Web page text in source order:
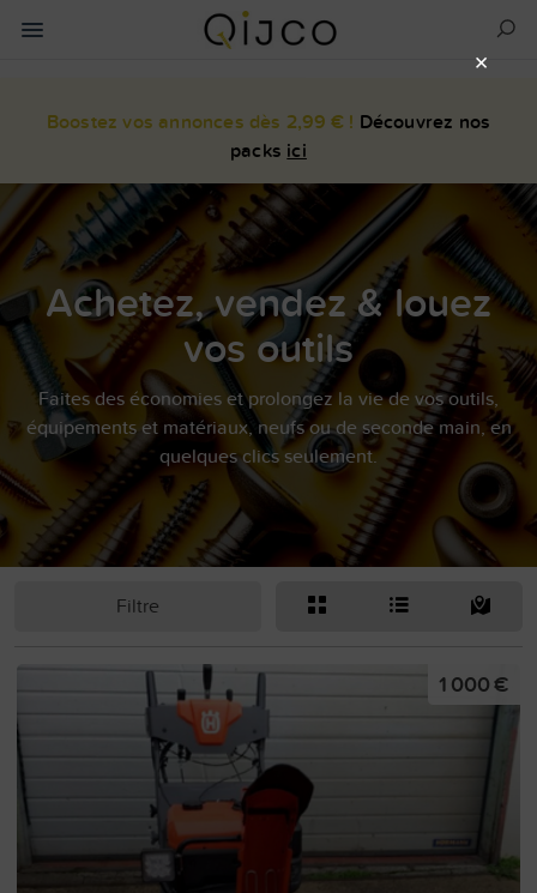
Boostez vos annonces dès 2,99 € ! Découvrez nos
packs ici
Achetez, vendez & louez
vos outils
Faites des économies et prolongez la vie de vos outils,
équipements et matériaux, neufs ou de seconde main, en
quelques clics seulement.
Filtre
1 000 €
×